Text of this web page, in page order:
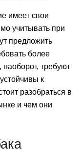
имеет свои
учитывать при
предложить
более
требуют
к
разобраться в
и чем они